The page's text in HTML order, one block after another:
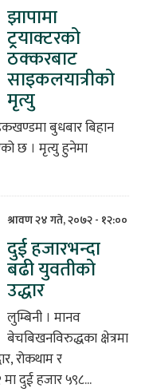
झापामा
ट्र्रयाक्टरको
ठक्करबाट
साइकलयात्रीको
मृत्यु
बुधबार बिहान
छ । मृत्यु हुनेमा
श्रावण २४ गते, २०७२ - १२:००
दुई हजारभन्दा
बढी युवतीको
उद्धार
लुम्बिनी । मानव
बेचबिखनविरुद्धका क्षेत्रमा
रोकथाम र
दुई हजार ५९८...